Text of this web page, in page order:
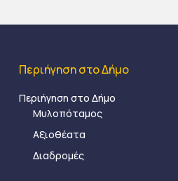
Περιήγηση στο Δήμο
Περιήγηση στο Δήμο
Μυλοπόταμος
Αξιοθέατα
Διαδρομές